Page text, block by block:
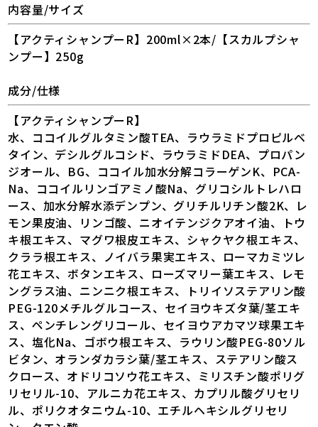
内容量/サイズ
【アクティシャンプーR】200ml×2本/【スカルプシャ
ンプー】250g
成分/仕様
【アクティシャンプーR】
水、ココイルグルタミン酸TEA、ラウラミドプロピルベ
タイン、デシルグルコシド、ラウラミドDEA、プロパン
ジオール、BG、ココイル加水分解コラーゲンK、PCA-
Na、ココイルリンゴアミノ酸Na、グリコシルトレハロ
ース、加水分解水添デンプン、グリチルリチン酸2K、レ
モン果皮油、リンゴ酸、ニオイテンジクアオイ油、トウ
キ根エキス、マグワ根皮エキス、シャクヤク根エキス、
クララ根エキス、ノイバラ果実エキス、ローマカミツレ
花エキス、ボタンエキス、ローズマリー葉エキス、レモ
ングラス油、ニンニク根エキス、トリイソステアリン酸
PEG-120メチルグルコース、セイヨウキズタ葉/茎エキ
ス、ペンチレングリコール、セイヨウアカマツ球果エキ
ス、塩化Na、ゴボウ根エキス、ラウリン酸PEG-80ソル
ビタン、オランダカラシ葉/茎エキス、ステアリン酸ス
クロース、オドリコソウ花エキス、ミリスチン酸ポリグ
リセリル-10、アルニカ花エキス、カプリル酸グリセリ
ル、ポリクオタニウム-10、エチルヘキシルグリセリ